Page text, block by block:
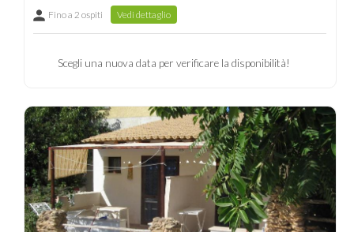
Fino a 2 ospiti Vedi dettaglio
Scegli una nuova data per verificare la disponibilità!